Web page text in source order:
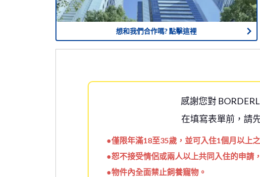
想和我們合作嗎? 點擊這裡
感謝您對
在填寫表單前，請
●僅限年滿18至35歲，並可入住1個月以上
●恕不接受情侶或兩人以上共同入住的申請
●物件內全面禁止飼養寵物。